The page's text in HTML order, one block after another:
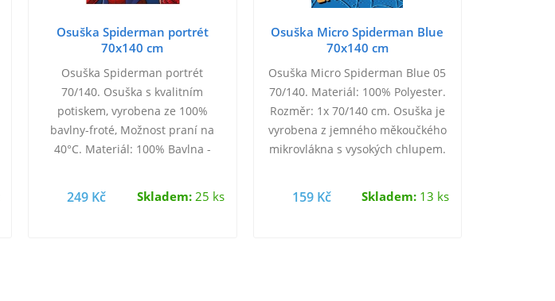
Osuška Spiderman portrét
70x140 cm
Osuška Spiderman portrét
70/140. Osuška s kvalitním
potiskem, vyrobena ze 100%
bavlny-froté, Možnost praní na
40°C. Materiál: 100% Bavlna -
249 Kč Skladem:25 ks
Osuška Micro Spiderman Blue
70x140 cm
Osuška Micro Spiderman Blue 05
70/140. Materiál: 100% Polyester.
Rozměr: 1x 70/140 cm. Osuška je
vyrobena z jemného měkoučkého
mikrovlákna s vysokých chlupem.
159 Kč Skladem: 13 ks